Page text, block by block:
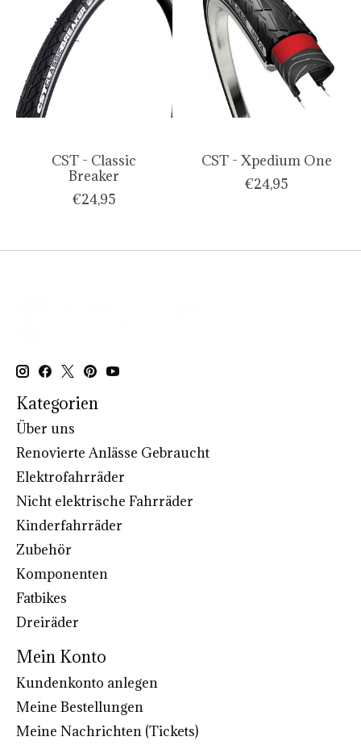
CST - Classic
Breaker
€24,95
CST - Xpedium One
€24,95
Kategorien
Über uns
Renovierte Anlässe Gebraucht
Elektrofahrräder
Nicht elektrische Fahrräder
Kinderfahrräder
Zubehör
Komponenten
Fatbikes
Dreiräder
Mein Konto
Kundenkonto anlegen
Meine Bestellungen
Meine Nachrichten (Tickets)